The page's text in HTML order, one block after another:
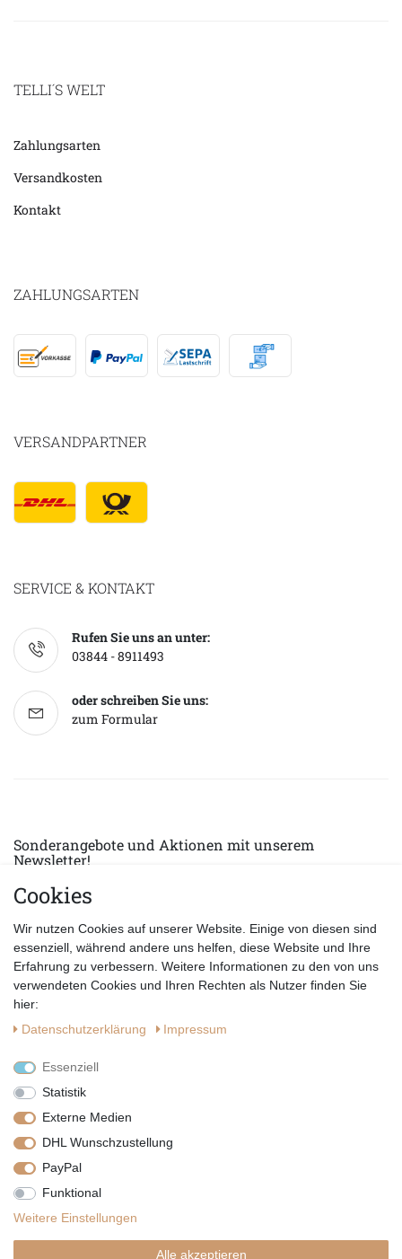
TELLI´S WELT
Zahlungsarten
Versandkosten
Kontakt
ZAHLUNGSARTEN
VERSANDPARTNER
SERVICE & KONTAKT
Rufen Sie uns an unter:
03844 - 8911493
oder schreiben Sie uns:
zum Formular
Sonderangebote und Aktionen mit unserem
Newsletter!
E-MAIL *
Datenschutzerklärung
Vertrag widerrufen
Copyright by Telli´s Welt
Cookies
Wir nutzen Cookies auf unserer Website. Einige von diesen sind
essenziell, während andere uns helfen, diese Website und Ihre
Erfahrung zu verbessern. Weitere Informationen zu den von uns
verwendeten Cookies und Ihren Rechten als Nutzer finden Sie
hier:
Daten­schutz­erklärung
Impressum
Essenziell
Statistik
Externe Medien
DHL Wunschzustellung
PayPal
Funktional
Weitere Einstellungen
Alle akzeptieren